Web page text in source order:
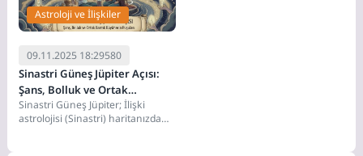
Astroloji ve İlişkiler
09.11.2025 18:29580
Sinastri Güneş Jüpiter Açısı:
Şans, Bolluk ve Ortak
Büyümenin Pusulası
Sinastri Güneş Jüpiter; İlişki
astrolojisi (Sinastri) haritanızda